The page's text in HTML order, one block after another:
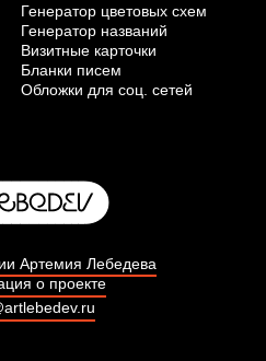
Генератор цветовых схем
Генератор названий
Визитные карточки
Бланки писем
Обложки для соц. сетей
Артемия Лебедева
о проекте